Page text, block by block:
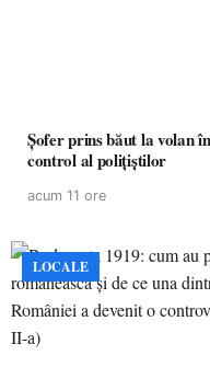
Șofer prins băut la volan
control al polițiștilor
acum 11 ore
LOCALE